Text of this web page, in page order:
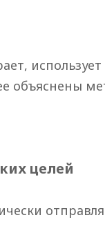
объяснены
целей